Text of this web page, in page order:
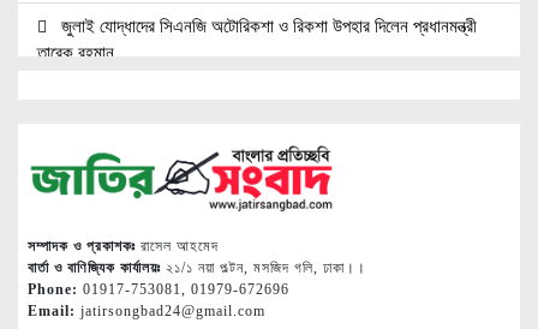
জুলাই যোদ্ধাদের সিএনজি অটোরিকশা ও রিকশা উপহার দিলেন প্রধানমন্ত্রী
তারেক রহমান
নোয়াখালীতে ৯৭৯০ ইয়াবাসহ দুই পাচারকারী গ্রেপ্তার
নোয়াখালীতে সিএনজিতে ১১ কেজি গাঁজা, গ্রেপ্তার ১
নোয়াখালীতে বিএনপি নেতাকে গুলি, লাগল সহযোগীর বুকে
দলকে সুসংগঠিত ও জনমুখী করতে নেতাকর্মীদের ঐক্যবদ্ধ হওয়ার আহ্বান
শ্রীমঙ্গলের এমপি মুজিবের
সম্পাদক ও প্রকাশকঃ রাসেল আহমেদ
বার্তা ও বাণিজ্যিক কার্যালয়ঃ ২১/১ নয়া পল্টন, মসজিদ গলি, ঢাকা।।
Phone: 01917-753081, 01979-672696
Email: jatirsongbad24@gmail.com